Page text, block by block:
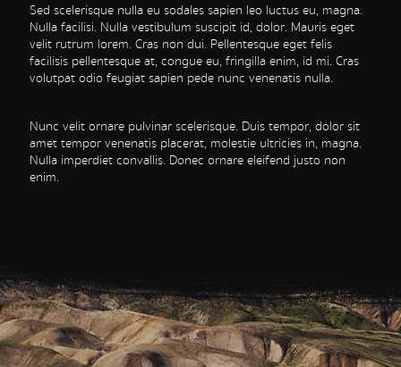
Sed scelerisque nulla eu sodales sapien leo luctus eu, magna.
Nulla facilisi. Nulla vestibulum suscipit id, dolor. Mauris eget
velit rutrum lorem. Cras non dui. Pellentesque eget felis
facilisis pellentesque at, congue eu, fringilla enim, id mi. Cras
volutpat odio feugiat sapien pede nunc venenatis nulla.
Nunc velit ornare pulvinar scelerisque. Duis tempor, dolor sit
amet tempor venenatis placerat, molestie ultricies in, magna.
Nulla imperdiet convallis. Donec ornare eleifend justo non
enim.